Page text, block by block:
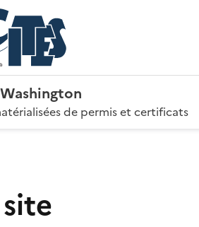
de permis et certificats